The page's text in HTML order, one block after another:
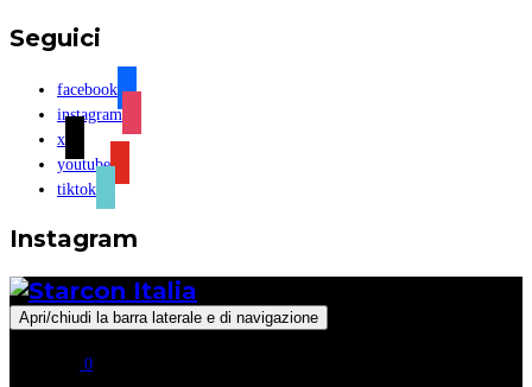
Seguici
facebook
instagram
x
youtube
tiktok
Instagram
Apri/chiudi la barra laterale e di navigazione
0